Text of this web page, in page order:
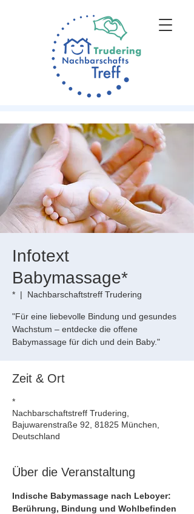
Infotext
Babymassage*
*
  |
Nachbarschaftstreff Trudering
"Für eine liebevolle Bindung und gesundes
Wachstum – entdecke die offene
Babymassage für dich und dein Baby."
Zeit & Ort
*
Nachbarschaftstreff Trudering,
Bajuwarenstraße 92, 81825 München,
Deutschland
Über die Veranstaltung
Indische Babymassage nach Leboyer:
Berührung, Bindung und Wohlbefinden